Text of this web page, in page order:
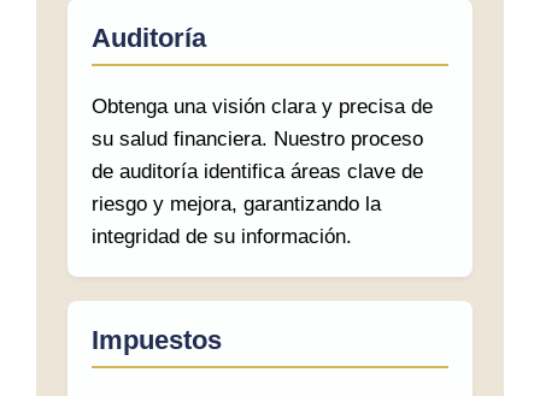
Auditoría
Obtenga una visión clara y precisa de
su salud financiera. Nuestro proceso
de auditoría identifica áreas clave de
riesgo y mejora, garantizando la
integridad de su información.
Impuestos